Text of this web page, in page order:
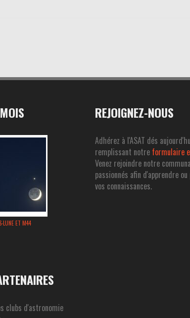
LUNE ET M44
REJOIGNEZ-NOUS
Adhérez à l'ASAT dés
remplissant notre formulaire
Venez rejoindre notre
passionnés afin d'apprendre
vos connaissances.
clubs d'astronomie